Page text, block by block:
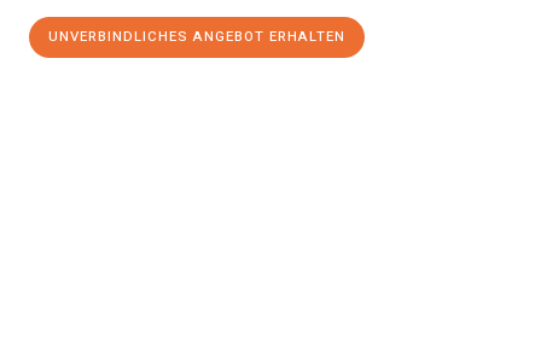
UNVERBINDLICHES ANGEBOT ERHALTEN